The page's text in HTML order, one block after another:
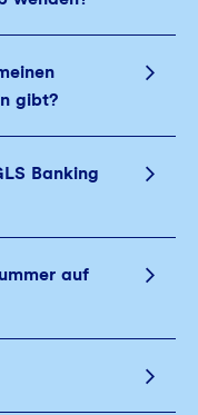
gibt?
Banking
auf